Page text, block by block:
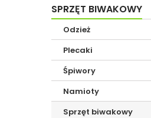
SPRZĘT BIWAKOWY
Odzież
Plecaki
Śpiwory
Namioty
Sprzęt biwakowy